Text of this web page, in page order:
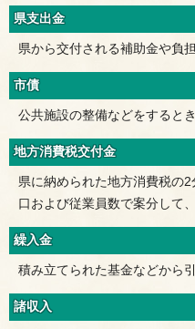
県支出金
県から交付される補助金や負
市債
公共施設の整備などをすると
地方消費税交付金
県に納められた地方消費税の
口および従業員数で案分して
繰入金
積み立てられた基金などから
諸収入